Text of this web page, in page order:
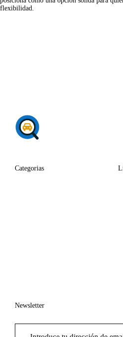
flexibilidad.
Categorias
Newsletter